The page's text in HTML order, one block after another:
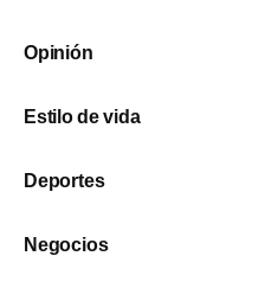
Opinión
Estilo de vida
Deportes
Negocios